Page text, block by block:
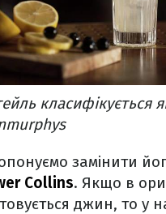
класифікується
замінити
Collins. Якщо в
джин, то у